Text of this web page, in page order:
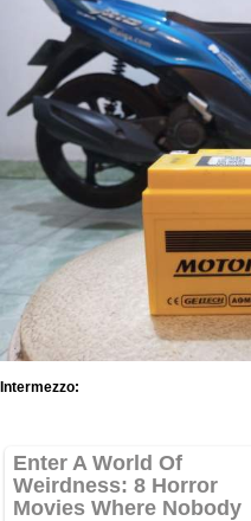
Intermezzo: